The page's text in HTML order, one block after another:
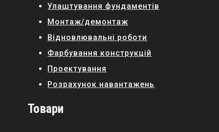
Улаштування фундаментів
Монтаж/демонтаж
Відновлювальні роботи
Фарбування конструкцій
Проектування
Розрахунок навантажень
Товари